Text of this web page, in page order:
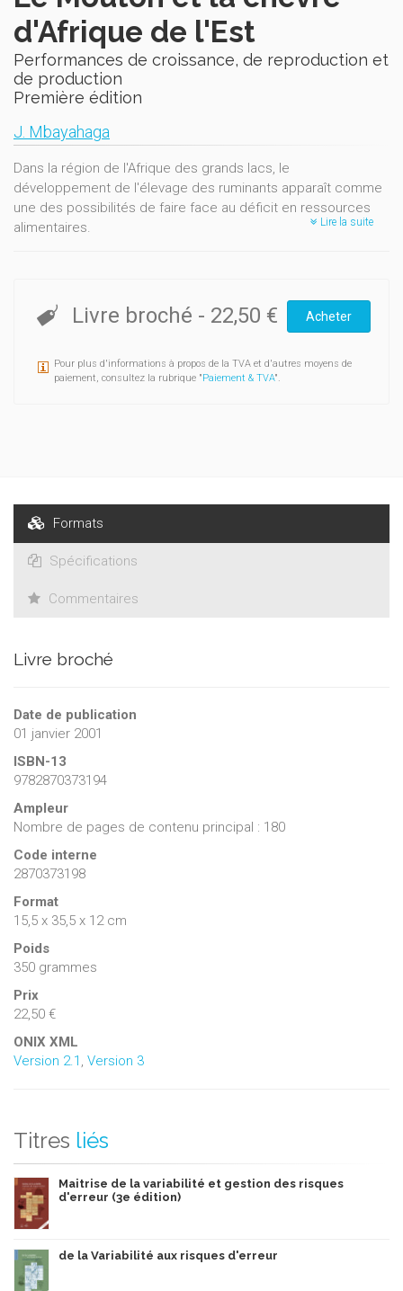
d'Afrique de l'Est
Performances de croissance, de reproduction et
de production
Première édition
J. Mbayahaga
Dans la région de l'Afrique des grands lacs, le
développement de l'élevage des ruminants apparaît comme
une des possibilités de faire face au déficit en ressources
alimentaires.
animaux, performanes de croissance, de reproduction, de
production laitière, de résistance aux maladies, ressources
La synthèse de ces données constitue indéniablement un
outil de travail précieux pour tous ceux (agronomes,
Lire la suite
Livre broché - 22,50 € Acheter
Pour plus d'informations à propos de la TVA et d'autres moyens de
paiement, consultez la rubrique "Paiement & TVA".
Formats
Spécifications
Commentaires
Livre broché
Date de publication
01 janvier 2001
ISBN-13
9782870373194
Ampleur
Nombre de pages de contenu principal : 180
Code interne
2870373198
Format
15,5 x 35,5 x 12 cm
Poids
350 grammes
Prix
22,50 €
ONIX XML
Version 2.1 Version 3
Titres liés
Maitrise de la variabilité et gestion des risques
d'erreur (3e édition)
de la Variabilité aux risques d'erreur